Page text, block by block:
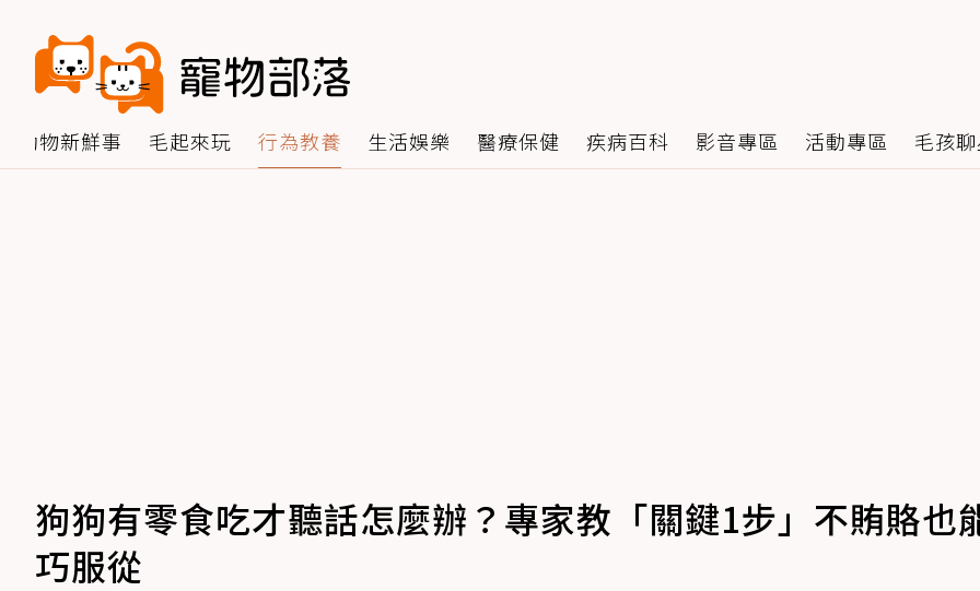
動物新鮮事 毛起來玩 行為教養 生活娛樂 醫療保健 疾病百科 影音專區 活動專區 毛孩
狗狗有零食吃才聽話怎麼辦？專家教「關鍵1步」不賄賂也
巧服從